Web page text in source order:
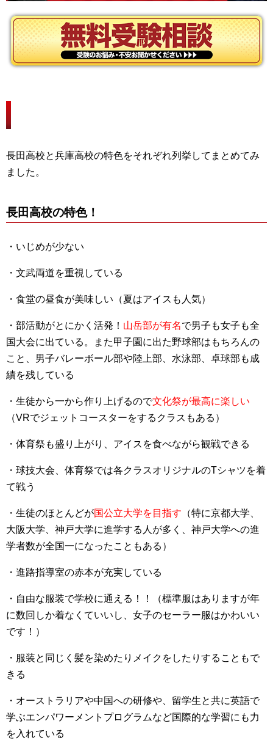
長田高校と兵庫高校の特色をそれぞれ列挙してまとめてみ
ました。
長田高校の特色！
・いじめが少ない
・文武両道を重視している
・食堂の昼食が美味しい（夏はアイスも人気）
・部活動がとにかく活発！ 山岳部が有名で男子も女子も全
国大会に出ている。
また甲子園に出た野球部はもちろんの
こと、男子バレーボール部や陸上部、水泳部、卓球部も成
績を残している
・生徒から一から作り上げるので文化祭が最高に楽しい
（VRでジェットコースターをするクラスもある）
・体育祭も盛り上がり、アイスを食べながら観戦できる
・球技大会、体育祭では各クラスオリジナルのTシャツを着
て戦う
・生徒のほとんどが国公立大学を目指す （特に京都大学、
大阪大学、神戸大学に進学する人が多く、神戸大学への進
学者数が全国一になったこともある）
・進路指導室の赤本が充実している
・自由な服装で学校に通える！！（標準服はありますが年
に数回しか着なくていいし、女子のセーラー服はかわいい
です！）
・服装と同じく髪を染めたりメイクをしたりすることもで
きる
・オーストラリアや中国への研修や、留学生と共に英語で
学ぶエンパワーメントプログラムなど国際的な学習にも力
を入れている